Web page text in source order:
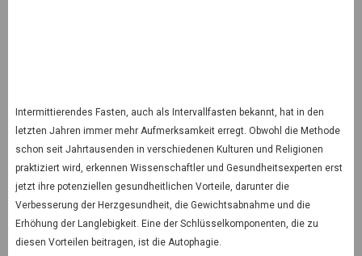
Intermittierendes Fasten, auch als Intervallfasten bekannt, hat in den
letzten Jahren immer mehr Aufmerksamkeit erregt. Obwohl die Methode
schon seit Jahrtausenden in verschiedenen Kulturen und Religionen
praktiziert wird, erkennen Wissenschaftler und Gesundheitsexperten erst
jetzt ihre potenziellen gesundheitlichen Vorteile, darunter die
Verbesserung der Herzgesundheit, die Gewichtsabnahme und die
Erhöhung der Langlebigkeit. Eine der Schlüsselkomponenten, die zu
diesen Vorteilen beitragen, ist die Autophagie.